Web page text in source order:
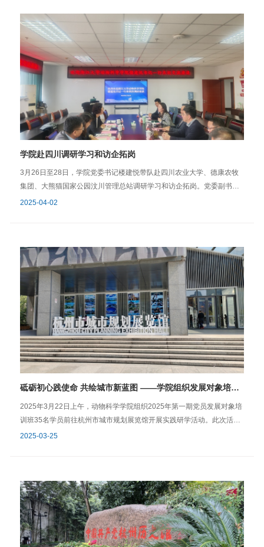
三位老师颁发聘书。学院期待他们为新生的成长护航，助力新生在大学
中收获知识、培养品德，实现全面发展。 新生代表、2025级兽医专业
硕士研究生余佳茗在发言中坚定地表示，将继续深耕兽医预防方向，传
承“厚德博学，慎思敦行”的院训，践行“求是创新”的校训精神，用专业力
量守护生命健康，努力成长为有担当的兽医人，为动科事业贡献力
量。 赠予院徽仪式将现场的氛围推向了高潮。郑火青副院长、师福山
副院长、张坤老师与谭勋老师作为师长代表一同上台，向2025级研究生
新生代表佩戴院徽。与此同时，全场新生共同将动物科学学院的院徽郑
重佩戴于胸前。熠熠生辉的院徽，不仅象征着新生们崭新的身份与沉甸
甸的责任，更承载着历代动科人的精神传承与时代使命。 欢迎大会的第
二阶段是“院长第一课”，动物科学学院副院长（主持工作）晏向华老师以
研究，为国家的农业发展贡献自己的智慧与力量。 本次欢迎大会暨“院长
第一课”，作为2025级研究生始业教育的重要环节，成功助力新同学迅速
融入学院氛围，明晰学业目标，铸就崇高理想。愿全体新动科人铭记师
长期许，传承求是精神，在浙大动科院的广阔舞台上，以青春之笔书写
壮丽华章，为动物科学事业的腾飞砥砺奋进，向着宏伟目标奋勇前行，
开创更加灿烂的未来！ 文/何芳图/姜馨雅 学院学工办2025年9月23日
鲜血的红土地，在土地革命战争、抗日战争和解放战争时期都留下了深
刻的印记，婺源人民在中国共产党的领导下，开展了不屈不挠的革命斗
争，于1949年5月1日，全境解放，掀开历史新篇章。今天，我们早已远
离战火纷飞的年代，但仍需要不断深入党史学习，切身感悟革命先辈的
信仰力量和血染的红色基因，弘扬革命精神，永葆奋斗本色。“潮平两岸
阔，风正一帆悬。”婺源人民开拓创新、锐意进取，在党的十八大以后，
在历届县委县政府的带领下，婺源进入了一个崭新的发展阶段，经济和
社会各项事业都发生了翻天覆地的变化，城乡面貌日新月异，人民幸福
节节攀升。2023年10月，习近平总书记在江西省上饶市婺源县考察时指
出，“优美的自然环境本身就是乡村振兴的优质资源，要找到实现生态价
值转换的有效途径，让群众得到实实在在的好处。”自2018年开始，婺源
县紧紧围绕“发展全域旅游，建设最美乡村”战略目标，全力建设婺源
县“四好农村路”，形成“路路皆景，处处如画”的最美乡村交通新画卷。婺
菊、油菜花、蜜蜂）得到快速发展。婺源同时成功打造了“保护与开发齐
头并进、生态与文化珠联壁合” 的生态文明美丽样本，已规划建立自然生
态型、珍稀动物型、水源涵养型等六类自然保护小区193处，绿化公路
500多公里，划定县域国土面积的54.23%为生态保护红线，以人大决议
方式实行天然阔叶林长期禁伐，成为亚洲越冬鸳鸯最多的地方，也是“鸟
中大熊猫”蓝冠噪鹛的栖息地。一代人有一代人的使命，一代人有一代人
的担当。婺源的实践探索，是牢记习近平总书记殷殷嘱托、把“愿景图”变
成美好“实景画”的生动体现，支部通过实地走访和调研江西省婺源县，探
寻乡村振兴与生态文明和谐发展的实践“密码”，体会新时代党对“三农”工
作的全面领导，为今后更好地投入到开拓新时代乡村振兴之路中积累经
验。 特动系教工党支部特种经济动物科学系研究生第四党
学院赴四川调研学习和访企拓岗
3月26日至28日，学院党委书记楼建悦带队赴四川农业大学、德康农牧
集团、大熊猫国家公园汶川管理总站调研学习和访企拓岗。党委副书记
任思丹、院长助理师福山、团委书记乔恒宇等一同参加。学院一行首先
负责人围绕学科建设、党建和思政、学生工作等方面展开交流。调研座
谈会后，面向四川农大动物科学和动物医学专业本科生举行了研究生招
生宣讲会。学院一行来到四川德康农牧集团总部开展访企拓岗活动并看
望在德康工作的校友。通过参观和座谈交流，对公司的企业文化、发展
历程、业务板块、人才招聘等情况有了更全面深入的了解，并围绕着人
才招聘、校企合作等方面进行了深入交流。学院2023届毕业生廖思豪、
2024届毕业生田野参加了座谈，他们深情回顾了在学院学习生活的经
历，介绍了在德康集团工作的情况，并表示将继续秉承“求是创新”的校训
精神和“不用扬鞭自奋蹄”的动科精神在新的岗位发光发热。 学院一行赴
地协议，并为社会实践基地授牌，并到大熊猫国家公园汶川管理总站博
士工作站实地考察，双方围绕学生社会实践、科研合作、社会服务等开
展了交流。 通过本次赴四川的调研学习和访企拓岗活动，进一步加强了
2025-04-02
砥砺初心践使命 共绘城市新蓝图 ——学院组织发展对象培训班学员赴杭州市城市规划展览馆开展现场教学
2025年3月22日上午，动物科学学院组织2025年第一期党员发展对象培
训班35名学员前往杭州市城市规划展览馆开展实践研学活动。此次活动
旨在通过沉浸式学习，深化学员对杭州城市发展与治理的认知，强化党
当代成就与未来蓝图。学员们跟随讲解员依次参观了“城市历史”“规划历
程”“生态保护”“未来愿景”等主题展区，深入了解杭州城市发展以及城市规
划背后的科学逻辑与社会需求。通过本次实践研学活动，进一步强化了
发展对象培训班学员服务社会、扎根实践的使命感，深刻体悟新时代共
产党员的使命担当。通过将理论转化为规划实践中的思考与行动，学员
2025-03-25